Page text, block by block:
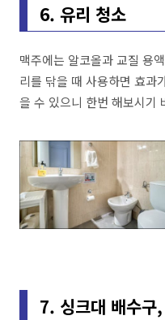
6. 유리 청소
맥주에는 알코올과 교질 용
리를 닦을 때 사용하면 효과
을 수 있으니 한번 해보시기
7. 싱크대 배수구